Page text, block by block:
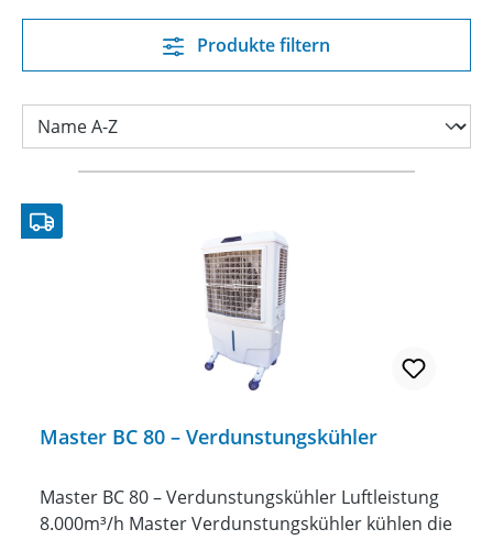
Produkte filtern
Master BC 80 – Verdunstungskühler
Master BC 80 – Verdunstungskühler Luftleistung
8.000m³/h Master Verdunstungskühler kühlen die